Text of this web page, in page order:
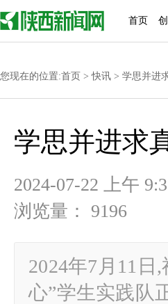
首页
您现在的位置:首页 >快讯 > 学思并进
学思并进求
2024-07-22 上
浏览量： 9196
2024年7月11日
心”学生实践队